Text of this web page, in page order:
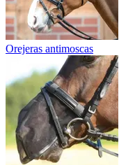
Orejeras antimoscas